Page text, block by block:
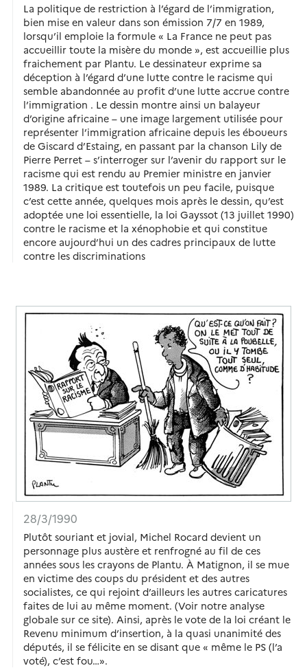
La politique de restriction à l’égard de l’immigration,
bien mise en valeur dans son émission 7/7 en 1989,
lorsqu’il emploie la formule « La France ne peut pas
accueillir toute la misère du monde », est accueillie plus
fraichement par Plantu. Le dessinateur exprime sa
déception à l’égard d’une lutte contre le racisme qui
semble abandonnée au profit d’une lutte accrue contre
l’immigration . Le dessin montre ainsi un balayeur
d’origine africaine – une image largement utilisée pour
représenter l’immigration africaine depuis les éboueurs
de Giscard d’Estaing, en passant par la chanson Lily de
Pierre Perret – s’interroger sur l’avenir du rapport sur le
racisme qui est rendu au Premier ministre en janvier
1989. La critique est toutefois un peu facile, puisque
c’est cette année, quelques mois après le dessin, qu’est
adoptée une loi essentielle, la loi Gayssot (13 juillet 1990)
contre le racisme et la xénophobie et qui constitue
encore aujourd’hui un des cadres principaux de lutte
contre les discriminations
28/3/1990
Plutôt souriant et jovial, Michel Rocard devient un
personnage plus austère et renfrogné au fil de ces
années sous les crayons de Plantu. À Matignon, il se mue
en victime des coups du président et des autres
socialistes, ce qui rejoint d’ailleurs les autres caricatures
faites de lui au même moment. (Voir notre analyse
globale sur ce site). Ainsi, après le vote de la loi créant le
Revenu minimum d’insertion, à la quasi unanimité des
députés, il se félicite en se disant que « même le PS (l’a
voté), c’est fou…».